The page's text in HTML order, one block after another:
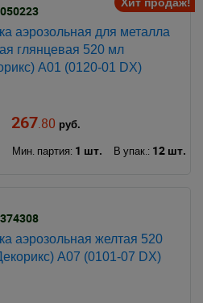
050223
аэрозольная для металла
глянцевая 520 мл
А01 (0120-01 DX)
267.80 руб.
Мин. партия: 1 шт. В упак.: 12 шт.
374308
аэрозольная желтая 520
А07 (0101-07 DX)